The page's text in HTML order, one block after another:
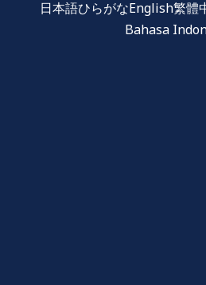
日本語ひらがなEnglish繁體
Bahasa